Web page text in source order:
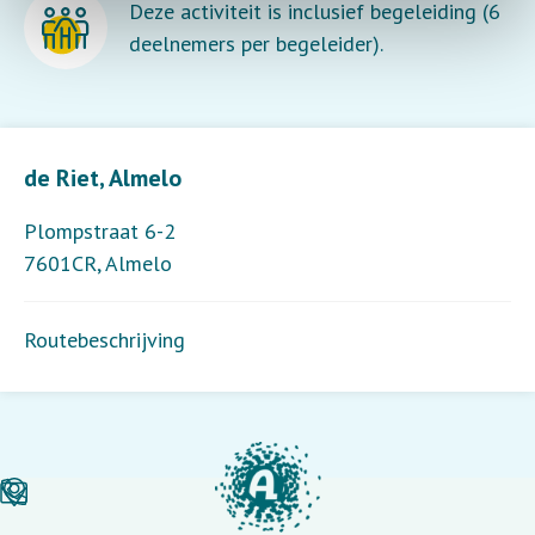
de Riet, Almelo
Plompstraat 6-2
7601CR,Almelo
Routebeschrijving
Deze activiteit is inclusief begeleiding (6
deelnemers per begeleider).